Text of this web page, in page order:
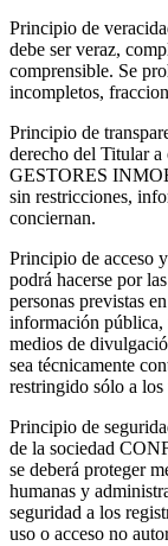
Principio de
debe ser veraz,
comprensible. Se
incompletos,
Principio de
derecho del Titular
GESTORES
sin restricciones,
conciernan.
Principio de acceso
podrá hacerse por
personas previstas
información pública,
medios de
sea técnicamente
restringido sólo a los
Principio de
de la sociedad
se deberá proteger
humanas y
seguridad a los
uso o acceso no